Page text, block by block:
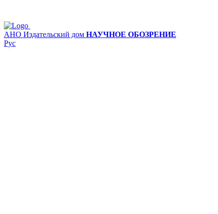
АНО Издательский дом НАУЧНОЕ ОБОЗРЕНИЕ
Рус